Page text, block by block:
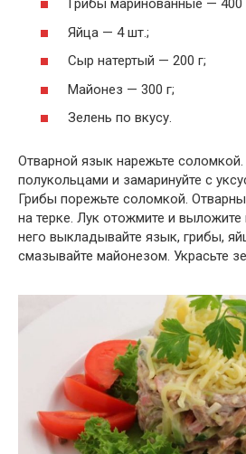
Грибы маринованные — 400
Яйца — 4 шт.;
Сыр натертый — 200 г;
Майонез — 300 г;
Зелень по вкусу.
Отварной язык нарежьте
полукольцами и замаринуйте с
Грибы порежьте соломкой.
на терке. Лук отожмите и
него выкладывайте язык, грибы,
смазывайте майонезом. Украсьте